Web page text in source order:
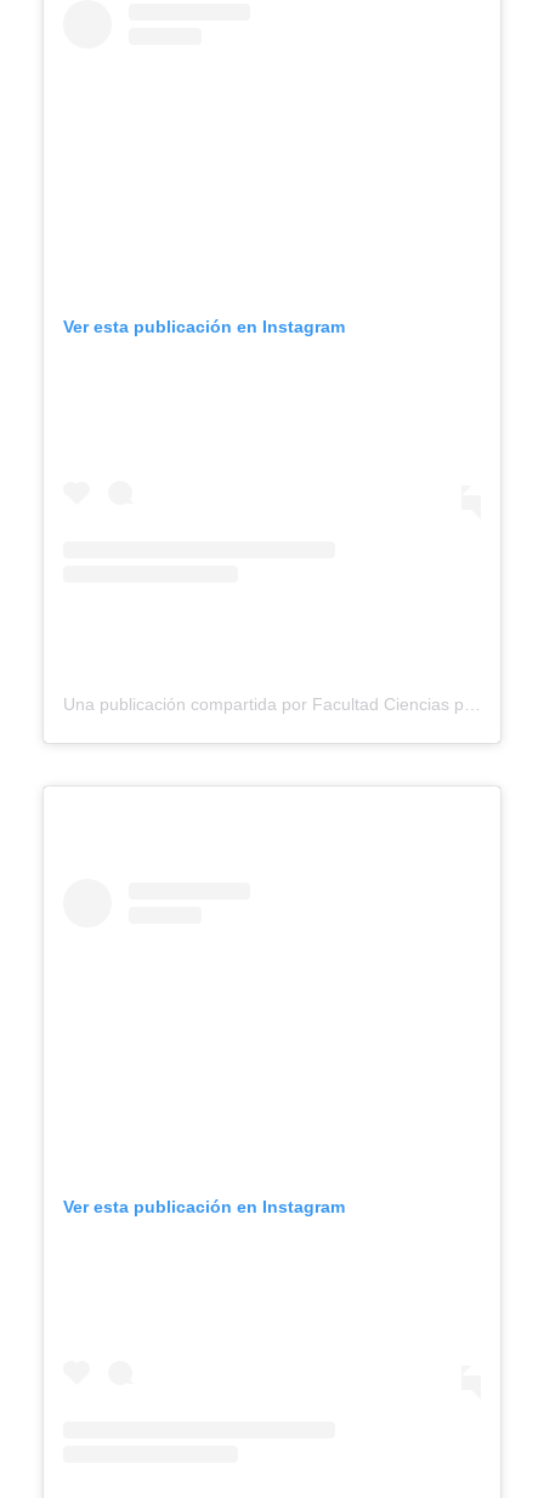
Ver esta publicación en Instagram
Una publicación compartida por Facultad Ciencias para la Salud Ucaldas (@facultadsaluducaldas)
Ver esta publicación en Instagram